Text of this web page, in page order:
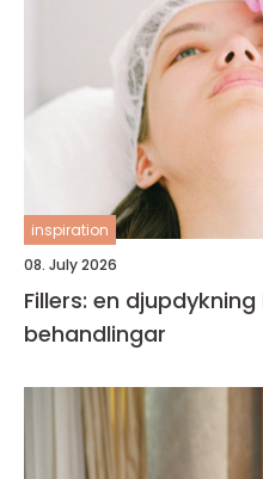
inspiration
08. July 2026
Fillers: en
behandlingar